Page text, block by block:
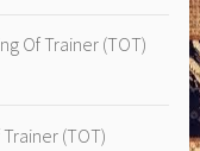
Of Trainer (TOT)
(TOT)